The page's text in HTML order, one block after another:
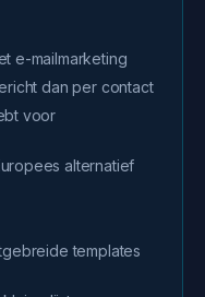
e-mailmarketing
dan per contact
voor
alternatief
templates